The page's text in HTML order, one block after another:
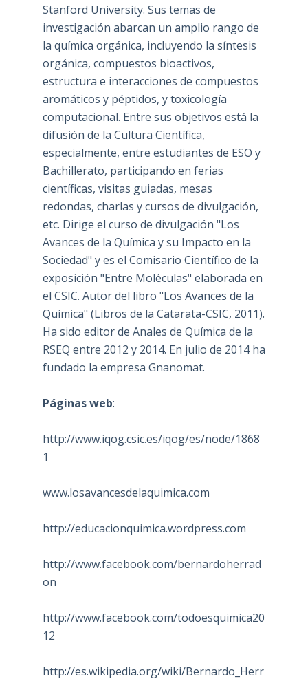
Stanford University. Sus temas de
investigación abarcan un amplio rango de
la química orgánica, incluyendo la síntesis
orgánica, compuestos bioactivos,
estructura e interacciones de compuestos
aromáticos y péptidos, y toxicología
computacional. Entre sus objetivos está la
difusión de la Cultura Científica,
especialmente, entre estudiantes de ESO y
Bachillerato, participando en ferias
científicas, visitas guiadas, mesas
redondas, charlas y cursos de divulgación,
etc. Dirige el curso de divulgación "Los
Avances de la Química y su Impacto en la
Sociedad" y es el Comisario Científico de la
exposición "Entre Moléculas" elaborada en
el CSIC. Autor del libro "Los Avances de la
Química" (Libros de la Catarata-CSIC, 2011).
Ha sido editor de Anales de Química de la
RSEQ entre 2012 y 2014. En julio de 2014 ha
fundado la empresa Gnanomat.
Páginas web:
http://www.iqog.csic.es/iqog/es/node/1868
1
www.losavancesdelaquimica.com
http://educacionquimica.wordpress.com
http://www.facebook.com/bernardoherrad
on
http://www.facebook.com/todoesquimica20
12
http://es.wikipedia.org/wiki/Bernardo_Herr